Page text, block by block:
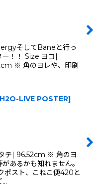
そしてBaneと行っ
！！ Size ヨコ|
※ 角のヨレや、印刷
H2O-LIVE POSTER]
| 96.52cm ※ 角のヨ
あるかも知れません。
ポスト、こねこ便420と
…